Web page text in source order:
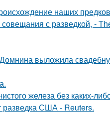
наших
с разведкой, -
выложила
железа без каких-
разведка США - Reuters.